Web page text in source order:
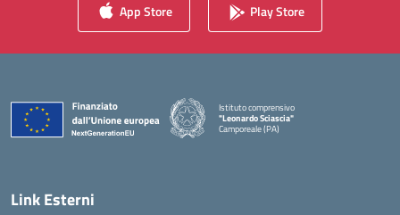
App Store Play Store
Istituto comprensivo
"Leonardo Sciascia"
Camporeale (PA)
— Visita la pagina iniziale della scuola
Link Esterni